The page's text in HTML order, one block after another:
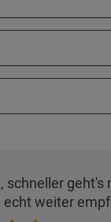
echt weiter